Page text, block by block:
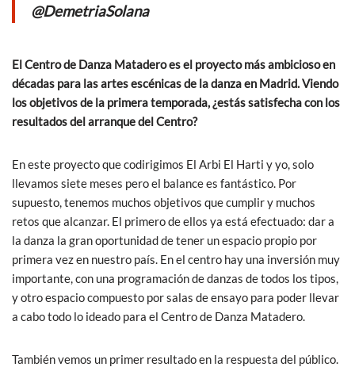
@DemetriaSolana
El Centro de Danza Matadero es el proyecto más ambicioso en
décadas para las artes escénicas de la danza en Madrid. Viendo
los objetivos de la primera temporada, ¿estás satisfecha con los
resultados del arranque del Centro?
En este proyecto que codirigimos El Arbi El Harti y yo, solo
llevamos siete meses pero el balance es fantástico. Por
supuesto, tenemos muchos objetivos que cumplir y muchos
retos que alcanzar. El primero de ellos ya está efectuado: dar a
la danza la gran oportunidad de tener un espacio propio por
primera vez en nuestro país. En el centro hay una inversión muy
importante, con una programación de danzas de todos los tipos,
y otro espacio compuesto por salas de ensayo para poder llevar
a cabo todo lo ideado para el Centro de Danza Matadero.
También vemos un primer resultado en la respuesta del público.